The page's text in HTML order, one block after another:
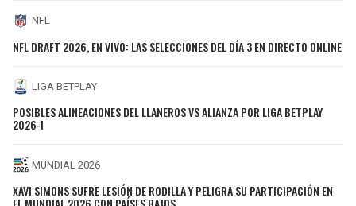
NFL
NFL DRAFT 2026, EN VIVO: LAS SELECCIONES DEL DÍA 3 EN DIRECTO ONLINE
LIGA BETPLAY
POSIBLES ALINEACIONES DEL LLANEROS VS ALIANZA POR LIGA BETPLAY
2026-I
MUNDIAL 2026
XAVI SIMONS SUFRE LESIÓN DE RODILLA Y PELIGRA SU PARTICIPACIÓN EN